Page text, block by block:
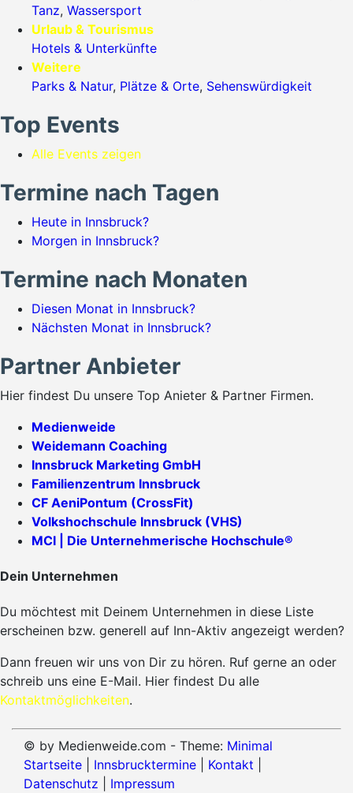
Tanz, Wassersport
Urlaub & Tourismus
Hotels & Unterkünfte
Weitere
Parks & Natur, Plätze & Orte, Sehenswürdigkeit
Top Events
Alle Events zeigen
Termine nach Tagen
Heute in Innsbruck?
Morgen in Innsbruck?
Termine nach Monaten
Diesen Monat in Innsbruck?
Nächsten Monat in Innsbruck?
Partner Anbieter
Hier findest Du unsere Top Anieter & Partner Firmen.
Medienweide
Weidemann Coaching
Innsbruck Marketing GmbH
Familienzentrum Innsbruck
CF AeniPontum (CrossFit)
Volkshochschule Innsbruck (VHS)
MCI | Die Unternehmerische Hochschule®
Dein Unternehmen
Du möchtest mit Deinem Unternehmen in diese Liste
erscheinen bzw. generell auf Inn-Aktiv angezeigt werden?
Dann freuen wir uns von Dir zu hören. Ruf gerne an oder
schreib uns eine E-Mail. Hier findest Du alle
Kontaktmöglichkeiten.
© by Medienweide.com - Theme: Minimal
Startseite
Innsbrucktermine Kontakt
Datenschutz
Impressum